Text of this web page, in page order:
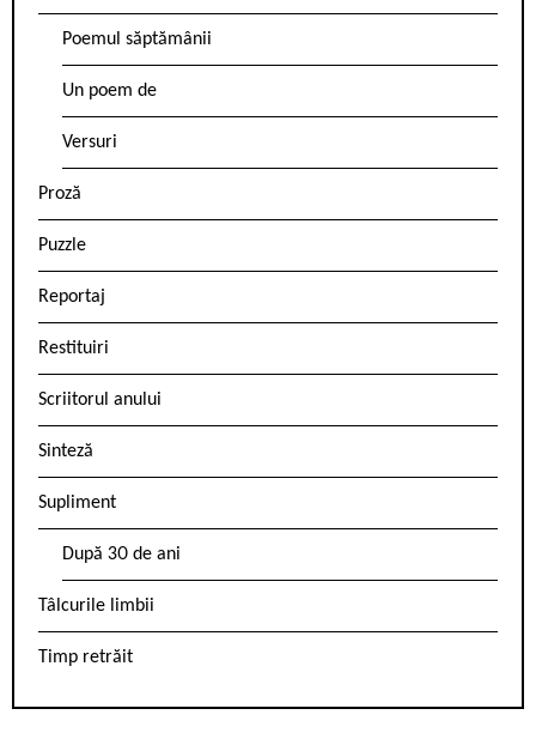
Poemul săptămânii
Un poem de
Versuri
Proză
Puzzle
Reportaj
Restituiri
Scriitorul anului
Sinteză
Supliment
După 30 de ani
Tâlcurile limbii
Timp retrăit